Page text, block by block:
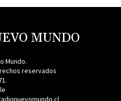
MUNDO
Mundo.
reservados